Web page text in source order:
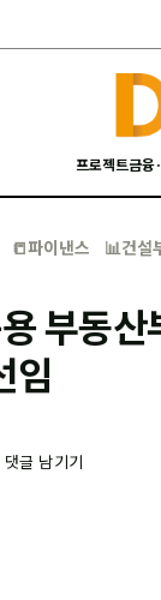
프로젝트금융
📒파이낸스 📊건설
부동
임
댓글 남기기